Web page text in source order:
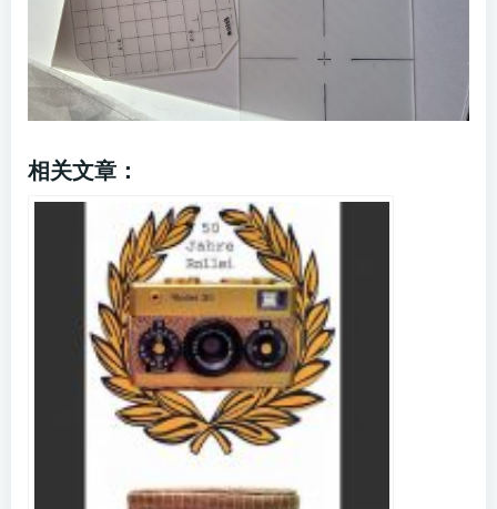
相关文章：